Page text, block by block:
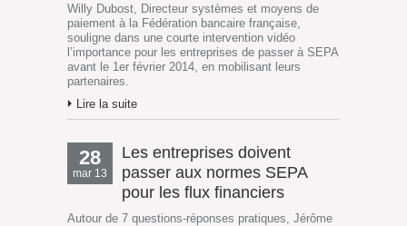
Willy Dubost, Directeur systèmes et moyens de
paiement à la Fédération bancaire française,
souligne dans une courte intervention vidéo
l’importance pour les entreprises de passer à SEPA
avant le 1er février 2014, en mobilisant leurs
partenaires.
Lire la suite
28
mar 13
Les entreprises doivent
passer aux normes SEPA
pour les flux financiers
Autour de 7 questions-réponses pratiques, Jérôme